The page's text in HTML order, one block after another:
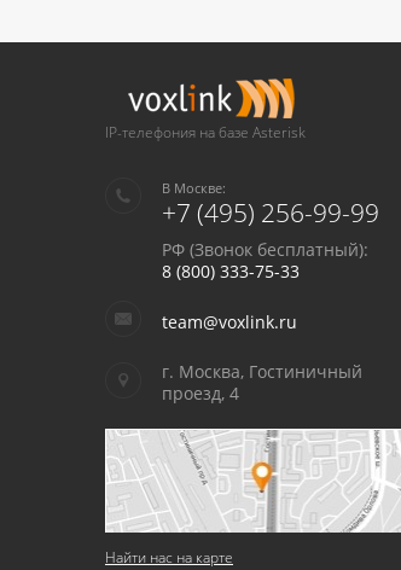
IP-телефония на базе Asterisk
В Москве:
+7 (495) 256-99-99
РФ (Звонок бесплатный):
8 (800) 333-75-33
team@voxlink.ru
г. Москва, Гостиничный
проезд, 4
Найти нас на карте